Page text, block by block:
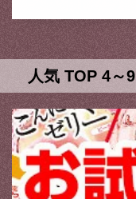
人気 TOP 4～9